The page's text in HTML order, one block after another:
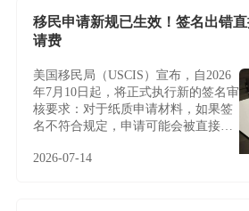
移民申请新规已生效！签名出错
请费
美国移民局（USCIS）宣布，自2026
年7月10日起，将正式执行新的签名审
核要求：对于纸质申请材料，如果签
名不符合规定，申请可能会被直接拒
改机会。
2026-07-14